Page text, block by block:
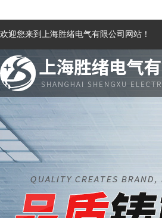
欢迎您来到上海胜绪电气有限公司网站！